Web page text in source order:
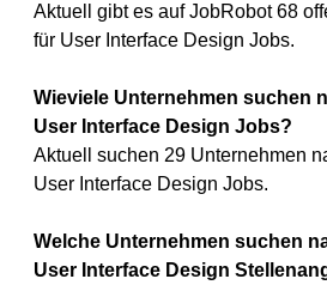
Aktuell gibt es auf JobRobot 68
für User Interface Design Jobs.
Wieviele Unternehmen suchen
User Interface Design Jobs?
Aktuell suchen 29 Unternehmen
User Interface Design Jobs.
Welche Unternehmen suchen
User Interface Design